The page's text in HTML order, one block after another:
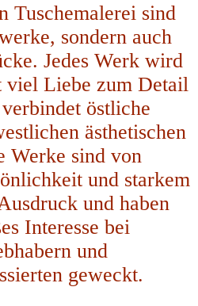
Tuschemalerei sind
sondern auch
Jedes Werk wird
viel Liebe zum Detail
östliche
ästhetischen
Werke sind von
und starkem
und haben
Interesse bei
und
geweckt.